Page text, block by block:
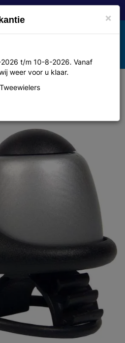
xxl
×
t/m 10-8-2026. Vanaf
weer voor u klaar.